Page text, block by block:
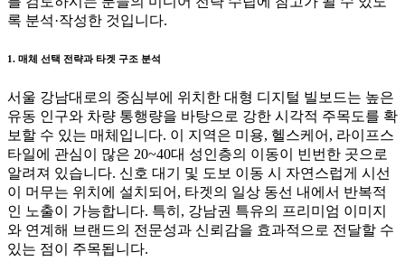
록 분석·작성한 것입니다.
1. 매체 선택 전략과 타겟 구조 분석
서울 강남대로의 중심부에 위치한 대형 디지털 빌보드는 높은
유동 인구와 차량 통행량을 바탕으로 강한 시각적 주목도를 확
보할 수 있는 매체입니다. 이 지역은 미용, 헬스케어, 라이프스
타일에 관심이 많은 20~40대 성인층의 이동이 빈번한 곳으로
알려져 있습니다. 신호 대기 및 도보 이동 시 자연스럽게 시선
이 머무는 위치에 설치되어, 타겟의 일상 동선 내에서 반복적
인 노출이 가능합니다. 특히, 강남권 특유의 프리미엄 이미지
와 연계해 브랜드의 전문성과 신뢰감을 효과적으로 전달할 수
있는 점이 주목됩니다.